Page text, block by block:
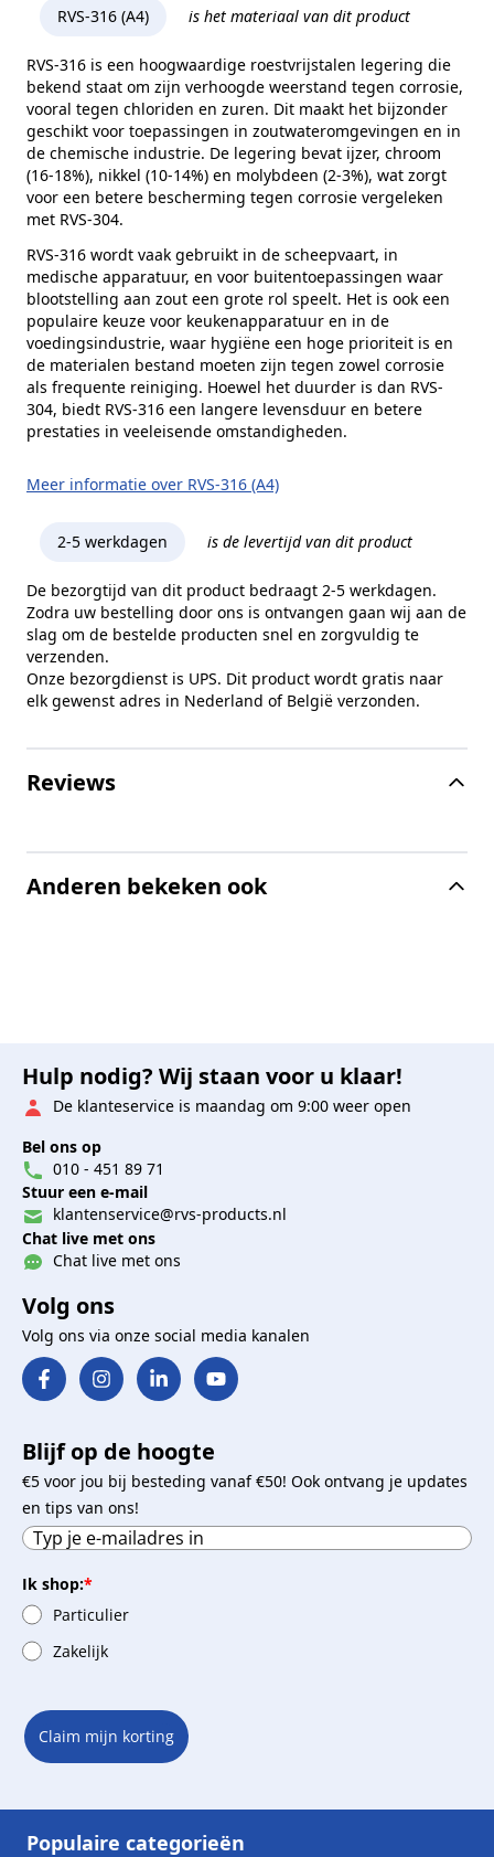
Kopvorm
Cilinderkop
Kophoogte (k)
27 mm
Kopdiameter (dk)
40 mm
Aandrijving
Binnenzeskant
Inhoud verpakking
10 stuks
Merk
RVS Products
RVS-316 (A4) is het materiaal van dit product
RVS-316 is een hoogwaardige roestvrijstalen legering die
bekend staat om zijn verhoogde weerstand tegen corrosie,
vooral tegen chloriden en zuren. Dit maakt het bijzonder
geschikt voor toepassingen in zoutwateromgevingen en in
de chemische industrie. De legering bevat ijzer, chroom
(16-18%), nikkel (10-14%) en molybdeen (2-3%), wat zorgt
voor een betere bescherming tegen corrosie vergeleken
met RVS-304.
RVS-316 wordt vaak gebruikt in de scheepvaart, in
medische apparatuur, en voor buitentoepassingen waar
blootstelling aan zout een grote rol speelt. Het is ook een
populaire keuze voor keukenapparatuur en in de
voedingsindustrie, waar hygiëne een hoge prioriteit is en
de materialen bestand moeten zijn tegen zowel corrosie
als frequente reiniging. Hoewel het duurder is dan RVS-
304, biedt RVS-316 een langere levensduur en betere
prestaties in veeleisende omstandigheden.
Meer informatie over RVS-316 (A4)
2-5 werkdagen is de levertijd van dit product
De bezorgtijd van dit product bedraagt 2-5 werkdagen.
Zodra uw bestelling door ons is ontvangen gaan wij aan de
slag om de bestelde producten snel en zorgvuldig te
verzenden.
Onze bezorgdienst is UPS. Dit product wordt gratis naar
elk gewenst adres in Nederland of België verzonden.
Reviews
Anderen bekeken ook
Hulp nodig? Wij staan voor u klaar!
De klanteservice is maandag om 9:00 weer open
Bel ons op
010 - 451 89 71
Stuur een e-mail
klantenservice@rvs-products.nl
Chat live met ons
Chat live met ons
Volg ons
Volg ons via onze social media kanalen
Blijf op de hoogte
€5 voor jou bij besteding vanaf €50! Ook ontvang je updates
en tips van ons!
Ik shop:*
Particulier
Zakelijk
Claim mijn korting
Populaire categorieën